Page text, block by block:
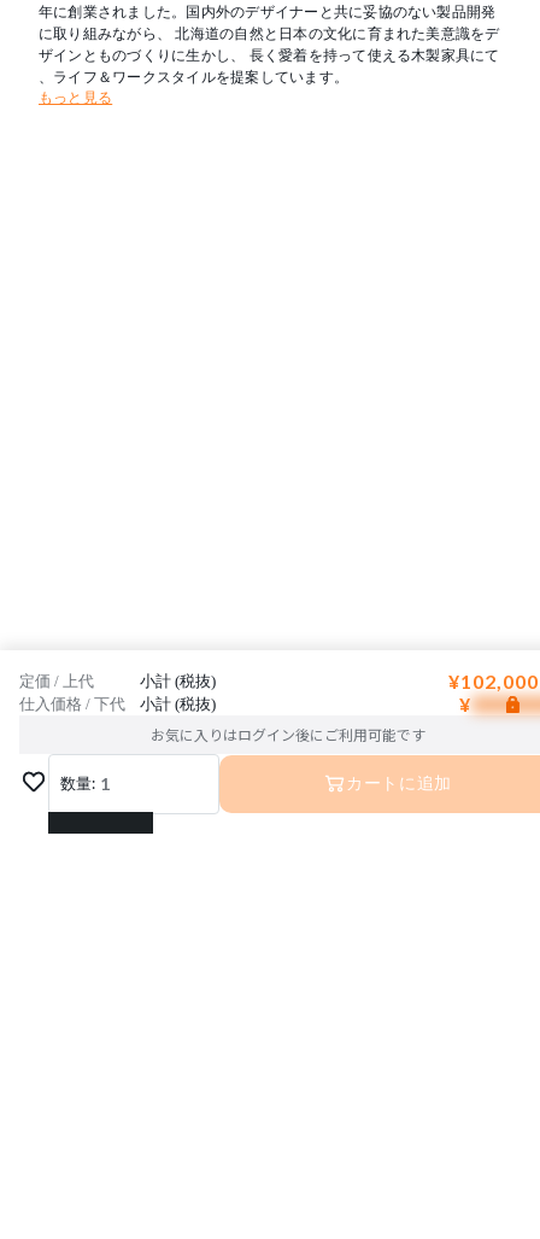
年に創業されました。国内外のデザイナーと共に妥協のない製品開発
に取り組みながら、 北海道の自然と日本の文化に育まれた美意識をデ
ザインとものづくりに生かし、 長く愛着を持って使える木製家具にて
、ライフ＆ワークスタイルを提案しています。
もっと見る
定価 / 上代 小計 (税抜)
仕入価格 / 下代 小計 (税抜) ¥
お気に入りはログイン後にご利用可能です
数量: 1
1
カートに追加